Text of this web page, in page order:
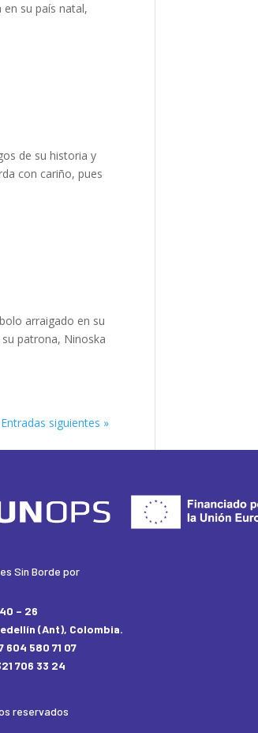
su país natal,
de su historia y
con cariño, pues
arraigado en su
patrona, Ninoska
Entradas siguientes »
Sin Borde por
– 26
(Ant), Colombia.
604 580 71 07
706 33 24
reservados